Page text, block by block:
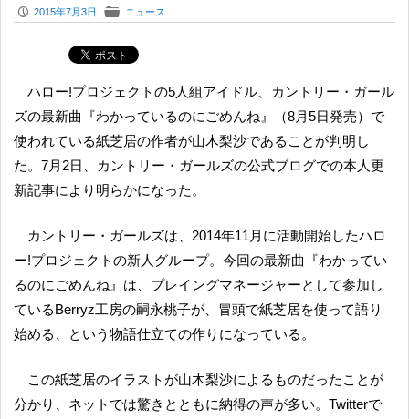
P 2015年7月3日 F ニュース
ハロー!プロジェクトの5人組アイドル、カントリー・ガール
ズの最新曲『わかっているのにごめんね』（8月5日発売）で
使われている紙芝居の作者が山木梨沙であることが判明し
た。7月2日、カントリー・ガールズの公式ブログでの本人更
新記事により明らかになった。
カントリー・ガールズは、2014年11月に活動開始したハロ
ー!プロジェクトの新人グループ。今回の最新曲『わかってい
るのにごめんね』は、プレイングマネージャーとして参加し
ているBerryz工房の嗣永桃子が、冒頭で紙芝居を使って語り
始める、という物語仕立ての作りになっている。
この紙芝居のイラストが山木梨沙によるものだったことが
分かり、ネットでは驚きとともに納得の声が多い。Twitterで